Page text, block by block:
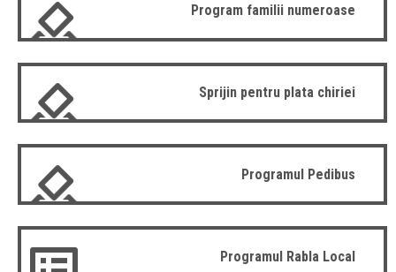
Program familii numeroase
Sprijin pentru plata chiriei
Programul Pedibus
Programul Rabla Local